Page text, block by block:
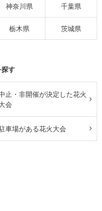
神奈川県 千葉県
栃木県 茨城県
す
止・非開催が決定した花火
会
車場がある花火大会